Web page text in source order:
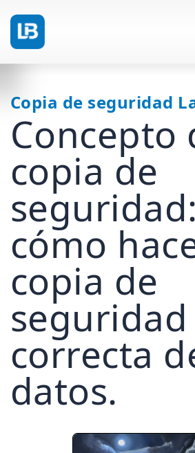
Copia de seguridad
Concepto
copia de
seguridad:
cómo
copia de
seguridad
correcta
datos.